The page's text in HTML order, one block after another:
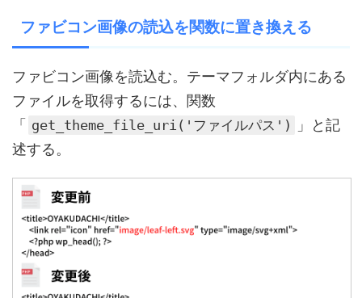
ファビコン画像の読込を関数に置き換える
ファビコン画像を読込む。テーマフォルダ内にある
ファイルを取得するには、関数
「
get_theme_file_uri('ファイルパス')
」と記
述する。